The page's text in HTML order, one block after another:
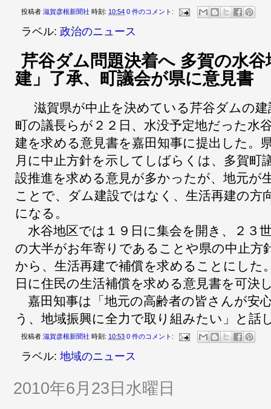
投稿者 滋賀彦根新聞社 時刻: 10:54 0 件のコメント:
ラベル: 政治のニュース
芹谷ダム問題決着へ 多賀の水
建」了承、町議会が県に意見書
滋賀県が中止を決めている芹谷ダムの建
町の議長らが２２日、水没予定地だった水
建を求める意見書を嘉田知事に提出した。
月に中止方針を示してしばらくは、多賀町
設推進を求める意見が多かったが、地元が
ことで、ダム建設ではなく、生活再建の方
になる。
水谷地区では１９日に集会を開き、２３
の大半がお年寄りであることや県の中止方
から、生活再建で補償を求めることにした
日に住民の生活補償を求める意見書を可決
嘉田知事は「地元の高齢者の皆さんが安
う、地域振興に全力で取り組みたい」と話
投稿者 滋賀彦根新聞社 時刻: 10:53 0 件のコメント:
ラベル: 地域のニュース
2010年6月23日水曜日